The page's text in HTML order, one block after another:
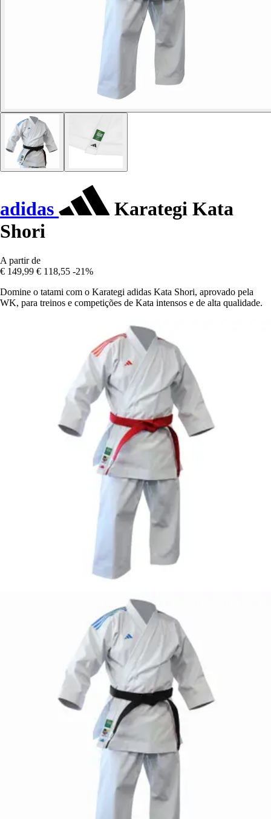
adidas
Karategi Kata
Shori
A partir de
€ 149,99 € 118,55 -21%
Domine o tatami com o Karategi adidas Kata Shori, aprovado pela
WK, para treinos e competições de Kata intensos e de alta qualidade.